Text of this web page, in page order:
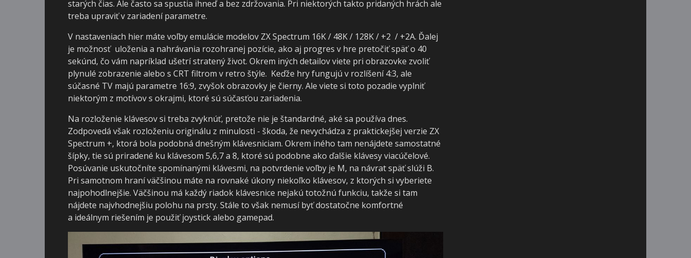
starých čias. Ale často sa spustia ihneď a bez zdržovania. Pri niektorých takto pridaných hrách ale
treba upraviť v zariadení parametre.
V nastaveniach hier máte voľby emulácie modelov ZX Spectrum 16K / 48K / 128K / +2 / +2A. Ďalej
je možnosť uloženia a nahrávania rozohranej pozície, ako aj progres v hre pretočiť späť o 40
sekúnd, čo vám napríklad ušetrí stratený život. Okrem iných detailov viete pri obrazovke zvoliť
plynulé zobrazenie alebo s CRT filtrom v retro štýle. Keďže hry fungujú v rozlíšení 4:3, ale
súčasné TV majú parametre 16:9, zvyšok obrazovky je čierny. Ale viete si toto pozadie vyplniť
niektorým z motívov s okrajmi, ktoré sú súčasťou zariadenia.
Na rozloženie klávesov si treba zvyknúť, pretože nie je štandardné, aké sa používa dnes.
Zodpovedá však rozloženiu originálu z minulosti - škoda, že nevychádza z praktickejšej verzie ZX
Spectrum +, ktorá bola podobná dnešným klávesniciam. Okrem iného tam nenájdete samostatné
šípky, tie sú priradené ku klávesom 5,6,7 a 8, ktoré sú podobne ako ďalšie klávesy viacúčelové.
Posúvanie uskutočníte spomínanými klávesmi, na potvrdenie voľby je M, na návrat späť slúži B.
Pri samotnom hraní väčšinou máte na rovnaké úkony niekoľko klávesov, z ktorých si vyberiete
najpohodlnejšie. Väčšinou má každý riadok klávesnice nejakú totožnú funkciu, takže si tam
nájdete najvhodnejšiu polohu na prsty. Stále to však nemusí byť dostatočne komfortné
a ideálnym riešením je použiť joystick alebo gamepad.